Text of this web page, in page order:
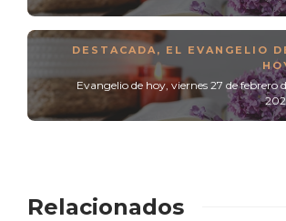
DESTACADA, EL EVANGELIO
Evangelio de hoy, viernes 27 de febrero
Relacionados